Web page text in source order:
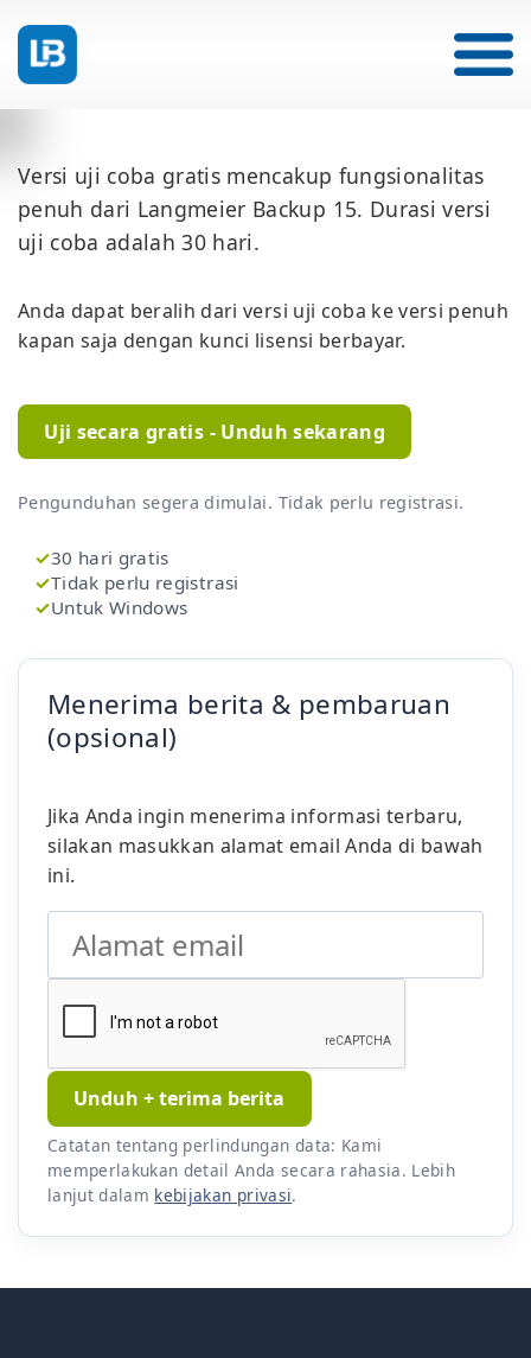
Versi uji coba gratis mencakup fungsionalitas
penuh dari Langmeier Backup 15. Durasi versi
uji coba adalah 30 hari.
Anda dapat beralih dari versi uji coba ke versi penuh
kapan saja dengan kunci lisensi berbayar.
Uji secara gratis - Unduh sekarang
Pengunduhan segera dimulai. Tidak perlu registrasi.
✓30 hari gratis
✓Tidak perlu registrasi
✓Untuk Windows
Menerima berita & pembaruan
(opsional)
Jika Anda ingin menerima informasi terbaru,
silakan masukkan alamat email Anda di bawah
ini.
Unduh + terima berita
Catatan tentang perlindungan data: Kami
memperlakukan detail Anda secara rahasia. Lebih
lanjut dalam kebijakan privasi.